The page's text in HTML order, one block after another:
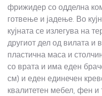
фрижидер со одделна
готвење и јадење. Во
кујната се излегува на
другиот дел од вилата и
пластична маса и
со врата и има еден
см) и еден единечен
квалитетен мебел, фен